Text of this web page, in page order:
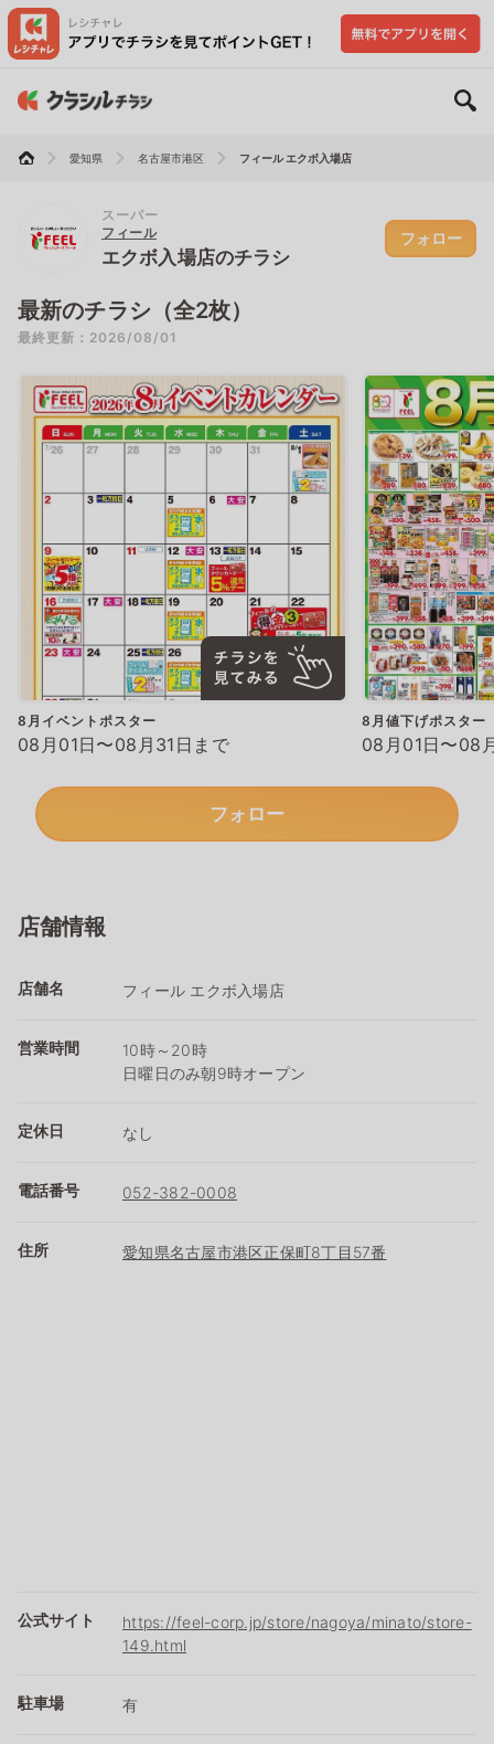
愛知県 名古屋市港区 フィール エクボ入場店
スーパー
フィール
エクボ入場店のチラシ
フォロー
最新のチラシ（全2枚）
最終更新：2026/08/01
8月イベントポスター
08月01日〜08月31日まで
8月値下げポスター
08月01日〜08
フォロー
店舗情報
店舗名 フィール エクボ入場店
営業時間
10時～20時
日曜日のみ朝9時オープン
定休日 なし
電話番号 052-382-0008
住所 愛知県名古屋市港区正保町8丁目57番
公式サイト
https://feel-corp.jp/store/nagoya/minato/store-
149.html
駐車場 有